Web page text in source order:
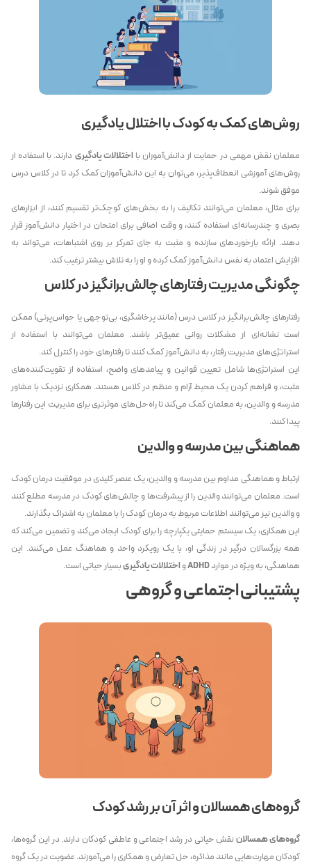
روش‌های کمک به کودک با اختلال یادگیری
معلمان نقش مهمی در حمایت از دانش‌آموزان بااختلالات یادگیری دارند. با استفاده از
روش‌های آموزشی انعطاف‌پذیر، می‌توان به این دانش‌آموزان کمک کرد تا در کلاس درس
موفق شوند.
برای مثال، معلمان می‌توانند تکالیف را به بخش‌های کوچک‌تر تقسیم کنند، از ابزارهای
بصری و چندرسانه‌ای استفاده کنند، و وقت اضافی برای امتحان در اختیار دانش‌آموز قرار
دهند. ارائه بازخوردهای سازنده و مثبت به جای تمرکز بر روی اشتباهات، می‌تواند به
افزایش اعتماد به نفس دانش‌آموز کمک کرده و او را به تلاش بیشتر ترغیب کند.
چگونگی مدیریت رفتارهای چالش‌برانگیز در کلاس
رفتارهای چالش‌برانگیز در کلاس درس (مانند پرخاشگری، بی‌توجهی یا حواس‌پرتی) ممکن
است نشانه‌ای از مشکلات روانی عمیق‌تر باشند. معلمان می‌توانند با استفاده از
استراتژی‌های مدیریت رفتار، به دانش‌آموز کمک کنند تا رفتارهای خود را کنترل کند.
این استراتژی‌ها شامل تعیین قوانین و پیامدهای واضح، استفاده از تقویت‌کننده‌های
مثبت، و فراهم کردن یک محیط آرام و منظم در کلاس هستند. همکاری نزدیک با مشاور
مدرسه و والدین، به معلمان کمک می‌کند تا راه‌حل‌های موثرتری برای مدیریت این رفتارها
پیدا کنند.
هماهنگی بین مدرسه و والدین
ارتباط و هماهنگی مداوم بین مدرسه و والدین، یک عنصر کلیدی در موفقیت درمان کودک
است. معلمان می‌توانند والدین را از پیشرفت‌ها و چالش‌های کودک در مدرسه مطلع کنند
و والدین نیز می‌توانند اطلاعات مربوط به درمان کودک را با معلمان به اشتراک بگذارند.
این همکاری، یک سیستم حمایتی یکپارچه را برای کودک ایجاد می‌کند و تضمین می‌کند که
همه بزرگسالان درگیر در زندگی او، با یک رویکرد واحد و هماهنگ عمل می‌کنند. این
هماهنگی، به ویژه در مواردADHDواختلالات یادگیریبسیار حیاتی است.
پشتیبانی اجتماعی و گروهی
گروه‌های همسالان و اثر آن بر رشد کودک
گروه‌های همسالاننقش حیاتی در رشد اجتماعی و عاطفی کودکان دارند. در این گروه‌ها،
کودکان مهارت‌هایی مانند مذاکره، حل تعارض و همکاری را می‌آموزند. عضویت در یک گروه